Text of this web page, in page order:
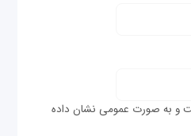
و به صورت عمومی نشان داده